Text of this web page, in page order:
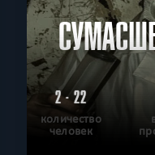
2 - 22
количество
человек